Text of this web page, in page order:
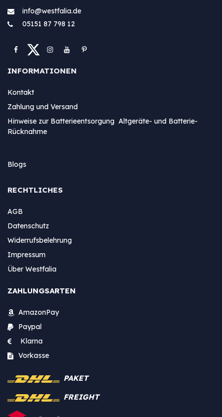
info@westfa​lia.de
05151 87 798 12
INFORMATIONEN
Kontakt
Zahlung und Versand
Hinweise zur Batterieentsorgung Altgeräte- und Batterie-
Rücknahme
Blogs
RECHTLICHES
AGB
Datenschutz
Widerrufsbelehrung
Impressum
Über Westfalia
ZAHLUNGSARTEN
AmazonPay
Paypal
Klarna
Vorkasse
PAKET
FREIGHT